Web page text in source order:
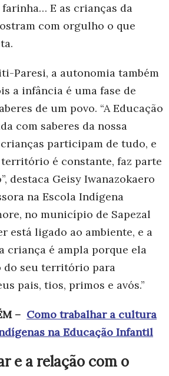
E as crianças da
com orgulho o que
Paresi, a autonomia também
a infância é uma fase de
de um povo. “A Educação
com saberes da nossa
participam de tudo, e
é constante, faz parte
destaca Geisy Iwanazokaero
na Escola Indígena
no município de Sapezal
está ligado ao ambiente, e a
criança é ampla porque ela
do seu território para
pais, tios, primos e avós.”
– Como trabalhar a cultura
na Educação Infantil
e a relação com o